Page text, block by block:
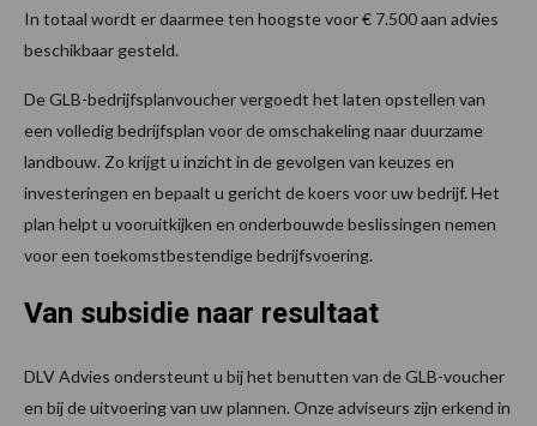
In totaal wordt er daarmee ten hoogste voor € 7.500 aan advies
beschikbaar gesteld.
De GLB-bedrijfsplanvoucher vergoedt het laten opstellen van
een volledig bedrijfsplan voor de omschakeling naar duurzame
landbouw. Zo krijgt u inzicht in de gevolgen van keuzes en
investeringen en bepaalt u gericht de koers voor uw bedrijf. Het
plan helpt u vooruitkijken en onderbouwde beslissingen nemen
voor een toekomstbestendige bedrijfsvoering.
Van subsidie naar resultaat
DLV Advies ondersteunt u bij het benutten van de GLB-voucher
en bij de uitvoering van uw plannen. Onze adviseurs zijn erkend in